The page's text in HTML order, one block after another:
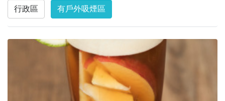
行政區 有戶外吸煙區